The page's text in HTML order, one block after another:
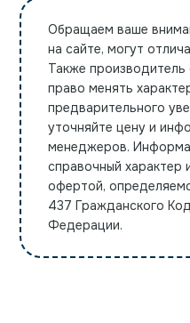
Обращаем ваше
на сайте, могут
Также производитель
право менять
предварительного
уточняйте цену и
менеджеров.
справочный характер
офертой,
437 Гражданского
Федерации.